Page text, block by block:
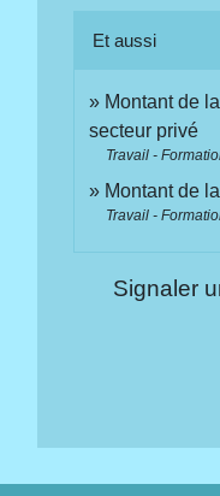
Et aussi
Montant de
secteur privé
Travail -
Montant de
Travail -
Signaler